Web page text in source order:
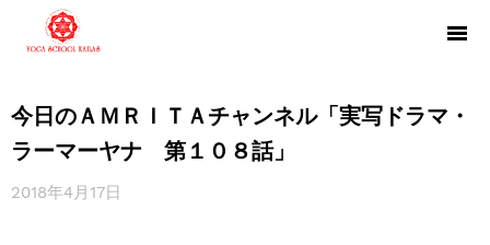
今日のＡＭＲＩＴＡチャンネル「実写ドラマ・
ラーマーヤナ 第１０８話」
2018年4月17日